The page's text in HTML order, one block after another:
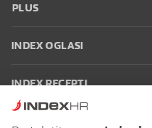
PLUS
INDEX OGLASI
INDEX RECEPTI